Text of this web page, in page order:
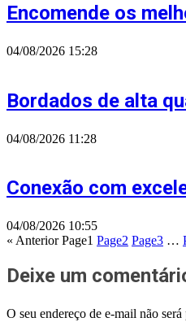
Encomende os
04/08/2026 15:28
Bordados de alta
04/08/2026 11:28
Conexão com
04/08/2026 10:55
« Anterior Page1 Page2 Page3 …
Deixe um
O seu endereço de e-mail não